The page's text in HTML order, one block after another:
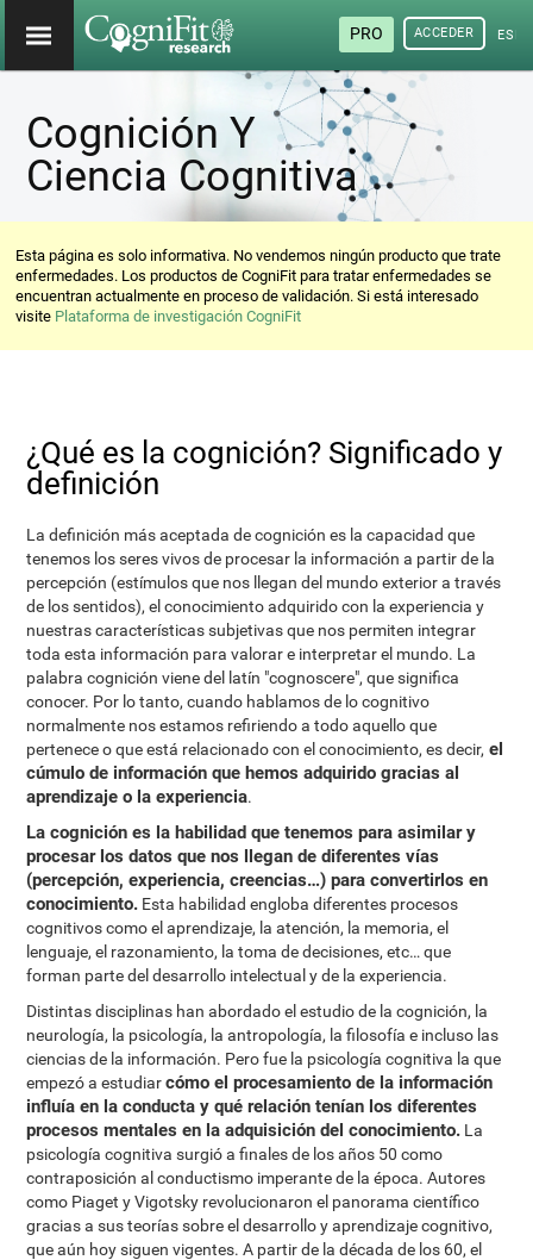
PRO ACCEDER
Cognición Y
Ciencia Cognitiva
Esta página es solo informativa. No vendemos ningún producto que trate
enfermedades. Los productos de CogniFit para tratar enfermedades se
encuentran actualmente en proceso de validación. Si está interesado
visite Plataforma de investigación CogniFit
¿Qué es la cognición? Significado y
definición
La definición más aceptada de cognición es la capacidad que
tenemos los seres vivos de procesar la información a partir de la
percepción (estímulos que nos llegan del mundo exterior a través
de los sentidos), el conocimiento adquirido con la experiencia y
nuestras características subjetivas que nos permiten integrar
toda esta información para valorar e interpretar el mundo. La
palabra cognición viene del latín "cognoscere", que significa
conocer. Por lo tanto, cuando hablamos de lo cognitivo
normalmente nos estamos refiriendo a todo aquello que
pertenece o que está relacionado con el conocimiento, es decir, el
cúmulo de información que hemos adquirido gracias al
aprendizaje o la experiencia.
La cognición es la habilidad que tenemos para asimilar y
procesar los datos que nos llegan de diferentes vías
(percepción, experiencia, creencias…) para convertirlos en
conocimiento. Esta habilidad engloba diferentes procesos
cognitivos como el aprendizaje, la atención, la memoria, el
lenguaje, el razonamiento, la toma de decisiones, etc… que
forman parte del desarrollo intelectual y de la experiencia.
Distintas disciplinas han abordado el estudio de la cognición, la
neurología, la psicología, la antropología, la filosofía e incluso las
ciencias de la información. Pero fue la psicología cognitiva la que
empezó a estudiarcómo el procesamiento de la información
influía en la conducta y qué relación tenían los diferentes
procesos mentales en la adquisición del conocimiento. La
psicología cognitiva surgió a finales de los años 50 como
contraposición al conductismo imperante de la época. Autores
como Piaget y Vigotsky revolucionaron el panorama científico
gracias a sus teorías sobre el desarrollo y aprendizaje cognitivo,
que aún hoy siguen vigentes. A partir de la década de los 60, el